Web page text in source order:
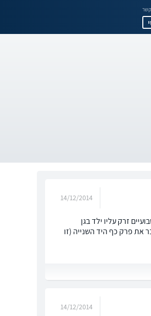
14/12/2014
זרק עליו ילד בגן
את פרק כף היד השנייה (זו
14/12/2014